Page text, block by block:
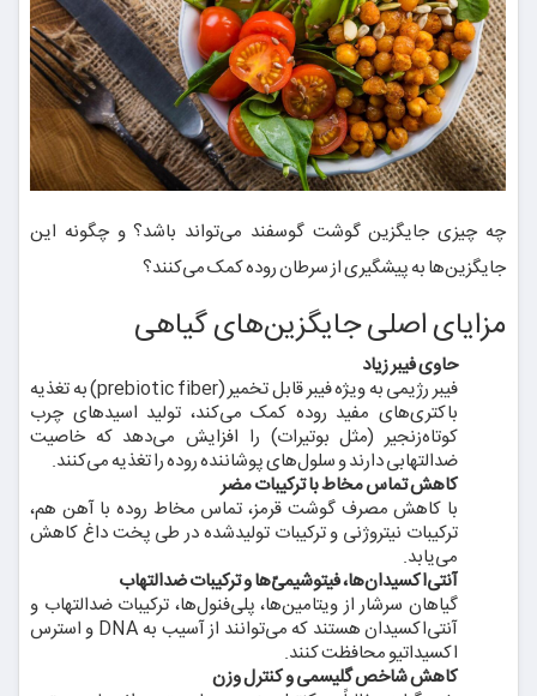
چه چیزی جایگزین گوشت گوسفند می‌تواند باشد؟ و چگونه این
جایگزین‌ها به پیشگیری از سرطان روده کمک می‌کنند؟
مزایای اصلی جایگزین‌های گیاهی
حاوی فیبر زیاد
فیبر رژیمی به ویژه فیبر قابل تخمیر (prebiotic fiber) به تغذیه
باکتری‌های مفید روده کمک می‌کند، تولید اسیدهای چرب
کوتاه‌زنجیر (مثل بوتیرات) را افزایش می‌دهد که خاصیت
ضدالتهابی دارند و سلول‌های پوشاننده روده را تغذیه می‌کنند.
کاهش تماس مخاط با ترکیبات مضر
با کاهش مصرف گوشت قرمز، تماس مخاط روده با آهن هم،
ترکیبات نیتروژنی و ترکیبات تولیدشده در طی پخت داغ کاهش
می‌یابد.
آنتی‌اکسیدان‌ها، فیتوشیمی‌ّها و ترکیبات ضدالتهاب
گیاهان سرشار از ویتامین‌ها، پلی‌فنول‌ها، ترکیبات ضدالتهاب و
آنتی‌اکسیدان هستند که می‌توانند از آسیب به DNA و استرس
اکسیداتیو محافظت کنند.
کاهش شاخص گلیسمی و کنترل وزن